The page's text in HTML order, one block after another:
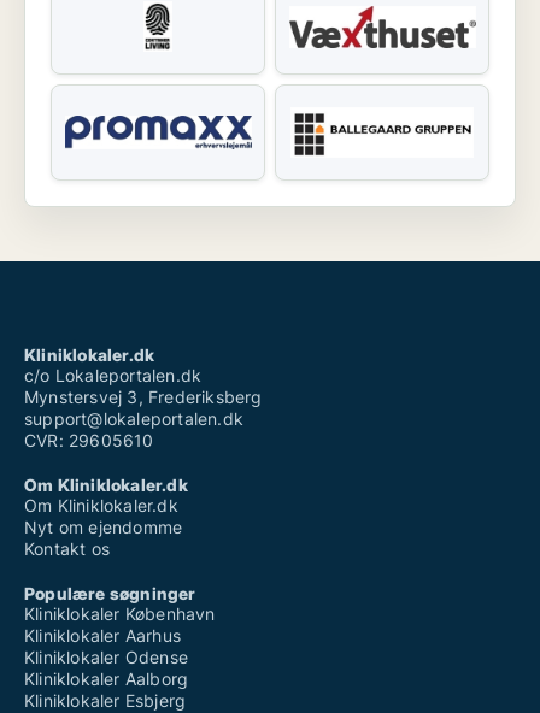
Kliniklokaler.dk
c/o Lokaleportalen.dk
Mynstersvej 3, Frederiksberg
support@lokaleportalen.dk
CVR: 29605610
Om Kliniklokaler.dk
Om Kliniklokaler.dk
Nyt om ejendomme
Kontakt os
Populære søgninger
Kliniklokaler København
Kliniklokaler Aarhus
Kliniklokaler Odense
Kliniklokaler Aalborg
Kliniklokaler Esbjerg